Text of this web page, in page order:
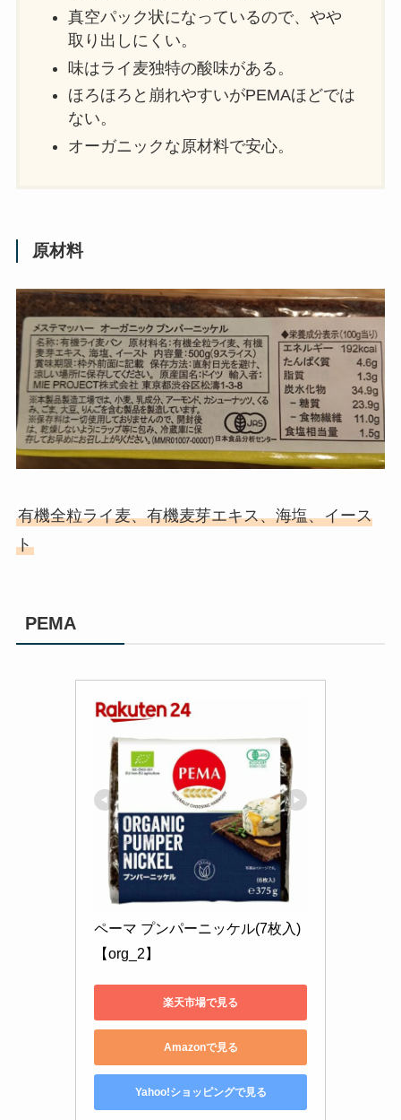
真空パック状になっているので、やや
取り出しにくい。
味はライ麦独特の酸味がある。
ほろほろと崩れやすいがPEMAほどでは
ない。
オーガニックな原材料で安心。
原材料
有機全粒ライ麦、有機麦芽エキス、海塩、イース
ト
PEMA
ペーマ プンパーニッケル(7枚入)
【org_2】
楽天市場で見る
Amazonで見る
Yahoo!ショッピングで見る